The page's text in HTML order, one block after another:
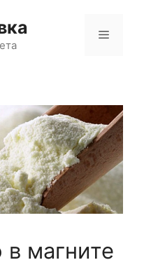
Меню
магните